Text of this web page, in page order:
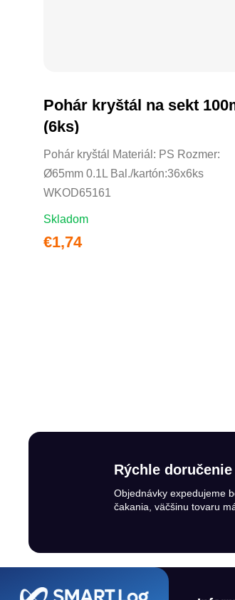
Pohár kryštál na sekt
(6ks)
Pohár kryštál Materiál: PS Rozmer:
Ø65mm 0.1L Bal./kartón:36x6ks
WKOD65161
Skladom
€1,74
Rýchle doručenie
Objednávky expedujeme
čakania, väčšinu tovaru